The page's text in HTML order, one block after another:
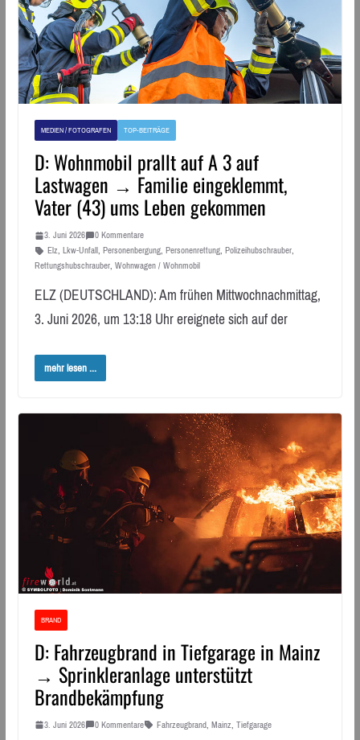
MEDIEN / FOTOGRAFEN TOP-BEITRÄGE
D: Wohnmobil prallt auf A 3 auf
Lastwagen → Familie eingeklemmt,
Vater (43) ums Leben gekommen
3. Juni 2026
0 Kommentare
Elz, Lkw-Unfall, Personenbergung, Personenrettung, Polizeihubschrauber,
Rettungshubschrauber, Wohnwagen / Wohnmobil
ELZ (DEUTSCHLAND): Am frühen Mittwochnachmittag,
3. Juni 2026, um 13:18 Uhr ereignete sich auf der
mehr lesen ...
BRAND
D: Fahrzeugbrand in Tiefgarage in Mainz
→ Sprinkleranlage unterstützt
Brandbekämpfung
3. Juni 2026 0 Kommentare Fahrzeugbrand, Mainz, Tiefgarage